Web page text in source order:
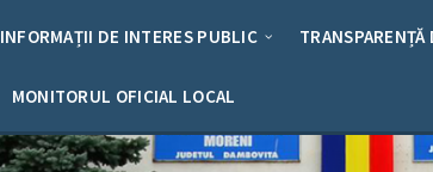
INFORMAȚII DE INTERES PUBLIC
MONITORUL OFICIAL LOCAL